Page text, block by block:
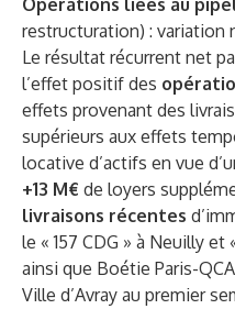
Opérations liées au
restructuration) : variation
Le résultat récurrent net
l’effet positif des
effets provenant des
supérieurs aux effets
locative d’actifs en vue
+13 M€ de loyers
livraisons récentes
le « 157 CDG » à Neuilly et
ainsi que Boétie Paris-
Ville d’Avray au premier